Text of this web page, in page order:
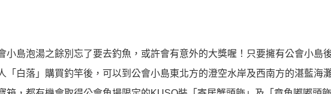
小島泡湯之餘別忘了要去釣魚，或許會有意外的大獎喔！只要擁有公會小島
「白落」購買釣竿後，可以到公會小島東北方的澄空水岸及西南方的湛藍海